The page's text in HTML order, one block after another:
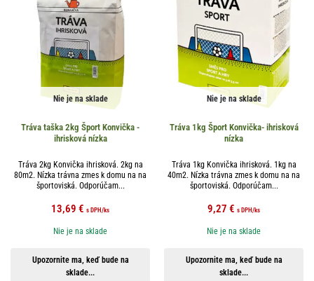
Nie je na sklade
Tráva taška 2kg Šport Konvička -
ihrisková nízka
Tráva 2kg Konvička ihrisková. 2kg na
80m2. Nízka trávna zmes k domu na na
športoviská. Odporúčam...
13,69 € s DPH /ks
Upozornite ma, keď bude na
sklade...
Nie je na sklade
Nie je na sklade
Tráva 1kg Šport Konvička- ihrisková
nízka
Tráva 1kg Konvička ihrisková. 1kg na
40m2. Nízka trávna zmes k domu na na
športoviská. Odporúčam...
9,27 € s DPH /ks
Upozornite ma, keď bude na
sklade...
Nie je na sklade